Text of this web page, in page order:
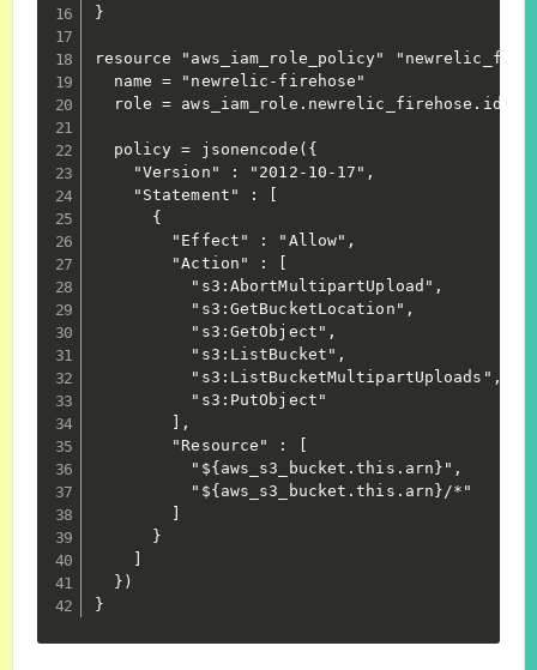
}
resource "aws_iam_role_policy"
  name = "newrelic-firehose"
  role = aws_iam_role.newrelic_firehose.id
  policy = jsonencode({
    "Version" : "2012-10-17",
    "Statement" : [
      {
        "Effect" : "Allow",
        "Action" : [
          "s3:AbortMultipartUpload",
          "s3:GetBucketLocation",
          "s3:GetObject",
          "s3:ListBucket",
          "s3:ListBucketMultipartUploads",
          "s3:PutObject"
        ],
        "Resource" : [
          "${aws_s3_bucket.this.arn}",
          "${aws_s3_bucket.this.arn}/*"
      }
  })
}